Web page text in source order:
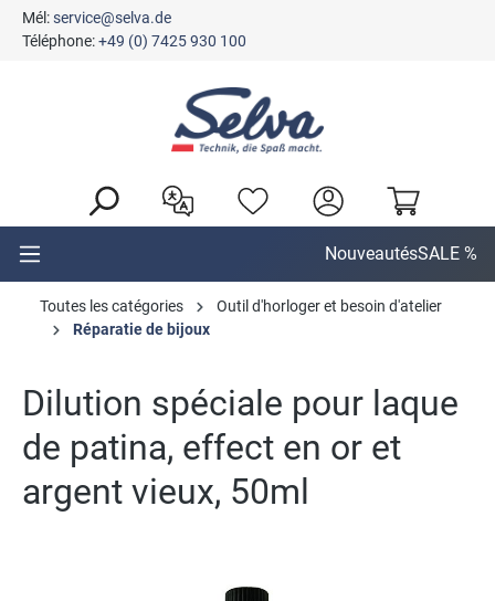
principal
Mél:service@selva.de
Téléphone:+49 (0) 7425 930 100
NouveautésSALE %
Toutes les catégories
Outil d'horloger et besoin d'atelier
Réparatie de bijoux
Dilution spéciale pour laque
de patina, effect en or et
argent vieux, 50ml